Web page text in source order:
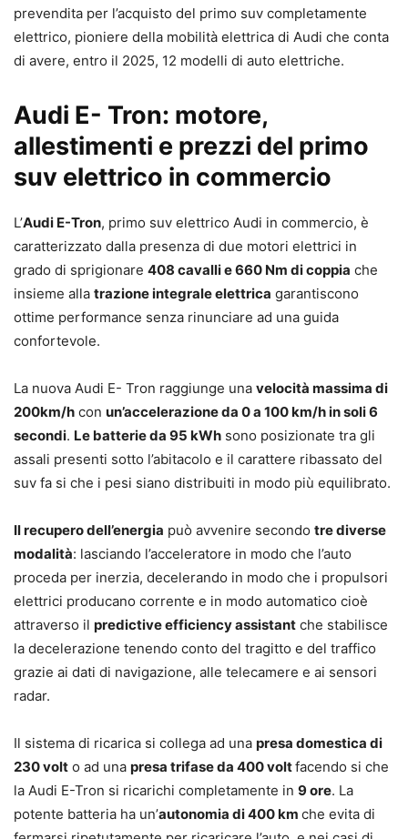
prevendita per l’acquisto del primo suv completamente
elettrico, pioniere della mobilità elettrica di Audi che conta
di avere, entro il 2025, 12 modelli di auto elettriche.
Audi E- Tron: motore,
allestimenti e prezzi del primo
suv elettrico in commercio
L’Audi E-Tron, primo suv elettrico Audi in commercio, è
caratterizzato dalla presenza di due motori elettrici in
grado di sprigionare 408 cavalli e 660 Nm di coppia che
insieme alla trazione integrale elettrica garantiscono
ottime performance senza rinunciare ad una guida
confortevole.
La nuova Audi E- Tron raggiunge una velocità massima di
200km/h con un’accelerazione da 0 a 100 km/h in soli 6
secondi. Le batterie da 95 kWh sono posizionate tra gli
assali presenti sotto l’abitacolo e il carattere ribassato del
suv fa si che i pesi siano distribuiti in modo più equilibrato.
Il recupero dell’energia può avvenire secondo tre diverse
modalità: lasciando l’acceleratore in modo che l’auto
proceda per inerzia, decelerando in modo che i propulsori
elettrici producano corrente e in modo automatico cioè
attraverso il predictive efficiency assistant che stabilisce
la decelerazione tenendo conto del tragitto e del traffico
grazie ai dati di navigazione, alle telecamere e ai sensori
radar.
Il sistema di ricarica si collega ad una presa domestica di
230 volt o ad una presa trifase da 400 voltfacendo si che
la Audi E-Tron si ricarichi completamente in 9 ore. La
potente batteria ha un’autonomia di 400 km che evita di